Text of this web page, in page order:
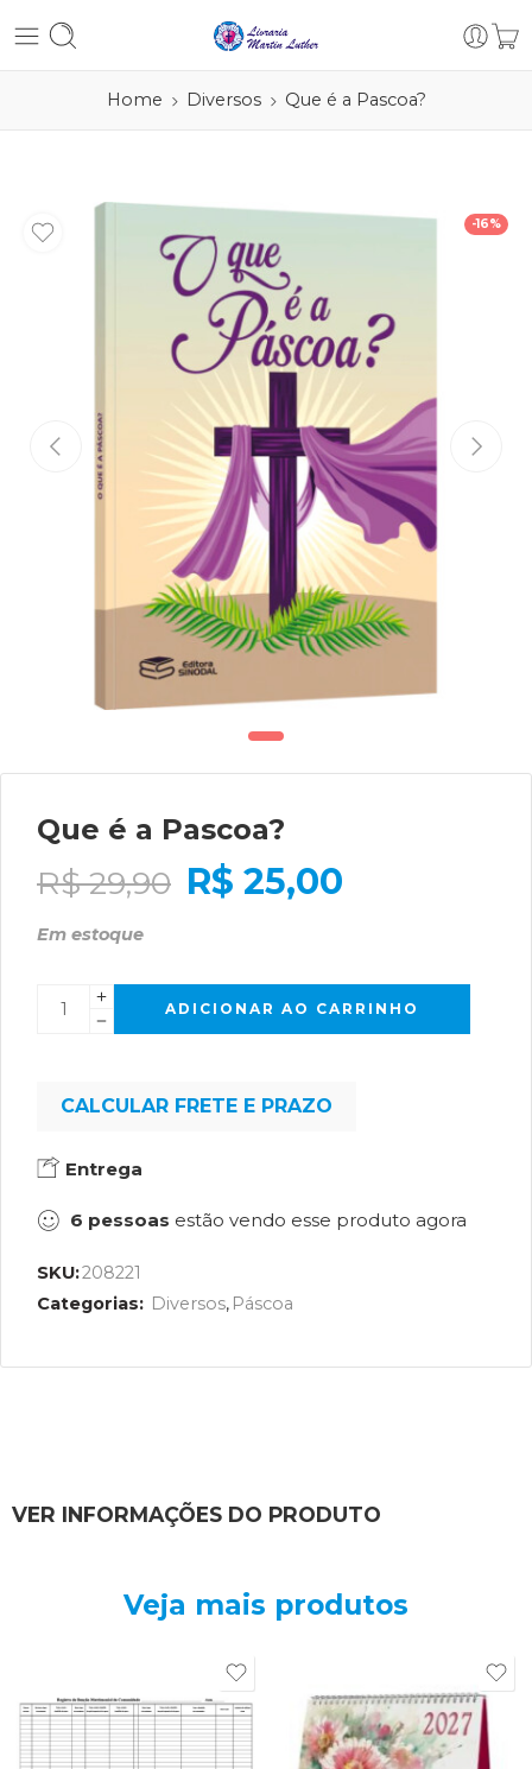
Home Diversos Que é a Pascoa?
-16%
Que é a Pascoa?
R$29,90 R$ 25,00
Em estoque
ADICIONAR AO CARRINHO
CALCULAR FRETE E PRAZO
Entrega
6 pessoas estão vendo esse produto agora
SKU:208221
Categorias: Diversos, Páscoa
VER INFORMAÇÕES DO PRODUTO
Veja mais produtos